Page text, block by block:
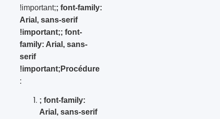
!important;; font-family:
Arial, sans-serif
!important;; font-
family: Arial, sans-
serif
!important;Procédure
:
; font-family:
Arial, sans-serif